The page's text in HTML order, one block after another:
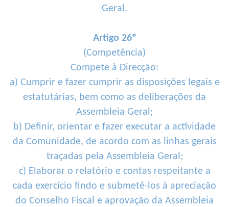
Geral.
Artigo 26º
(Competência)
Compete à Direcção:
a) Cumprir e fazer cumprir as disposições legais e
estatutárias, bem como as deliberações da
Assembleia Geral;
b) Definir, orientar e fazer executar a actividade
da Comunidade, de acordo com as linhas gerais
traçadas pela Assembleia Geral;
c) Elaborar o relatório e contas respeitante a
cada exercício findo e submetê-los à apreciação
do Conselho Fiscal e aprovação da Assembleia